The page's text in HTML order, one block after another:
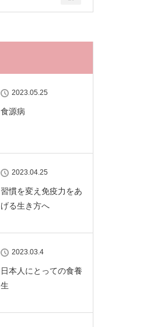
2023.05.25
食源病
2023.04.25
習慣を変え免疫力をあ
げる生き方へ
2023.03.4
日本人にとっての食養
生